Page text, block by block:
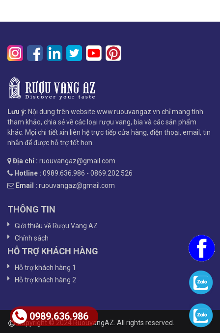
Lưu ý: Nội dung trên website www.ruouvangaz.vn chỉ mang tính
tham khảo, chia sẻ về các loại rượu vang, bia và các sản phẩm
khác. Mọi chi tiết xin liên hệ trực tiếp cửa hàng, điện thoại, email, tin
nhắn để được hỗ trợ tốt hơn.
Địa chỉ : ruouvangaz@gmail.com
Hotline : 0989.636.986 - 0869.202.526
Email : ruouvangaz@gmail.com
THÔNG TIN
Giới thiệu về Rượu Vang AZ
Chính sách
HỖ TRỢ KHÁCH HÀNG
Hỗ trợ khách hàng 1
Hỗ trợ khách hàng 2
Copyright © 2024 RuouvangAZ. All rights reserved.
0989.636.986